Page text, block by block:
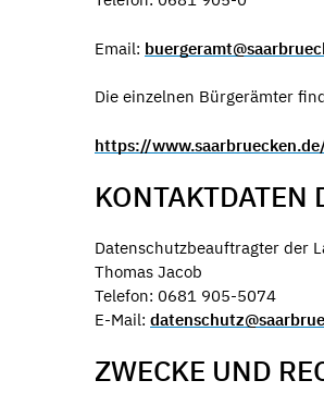
Email:
Die einzelnen Bürgerämter
https://
KONTAKTDATEN
Datenschutzbeauftragter der
Thomas Jacob
Telefon: 0681 905-5074
E-Mail:
ZWECKE UND